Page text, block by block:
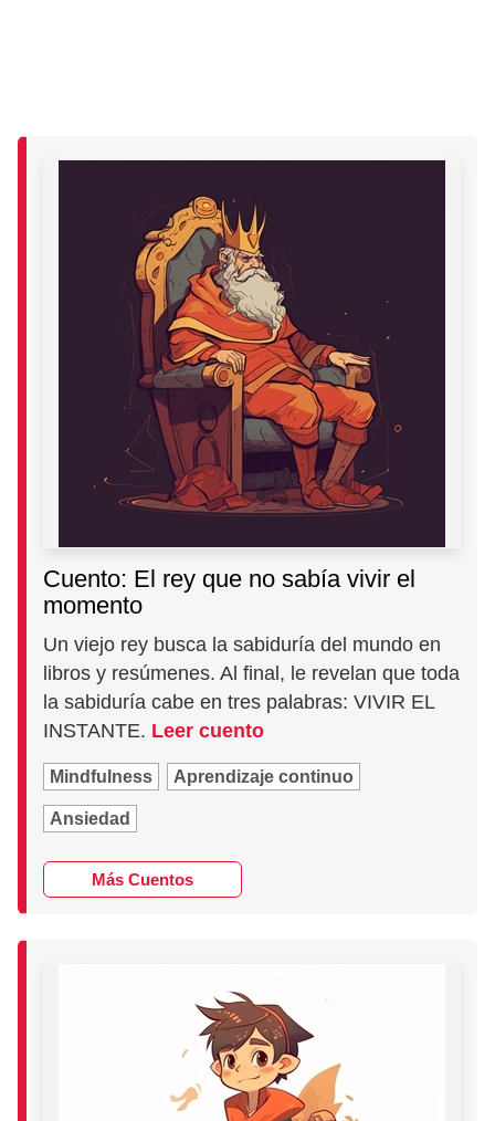
Cuento: El rey que no sabía vivir el
momento
Un viejo rey busca la sabiduría del mundo en
libros y resúmenes. Al final, le revelan que toda
la sabiduría cabe en tres palabras: VIVIR EL
INSTANTE. Leer cuento
Mindfulness Aprendizaje continuo
Ansiedad
Más Cuentos